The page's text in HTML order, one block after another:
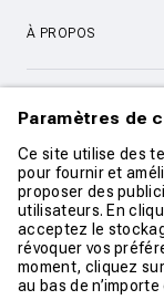
À PROPOS
CONTACT